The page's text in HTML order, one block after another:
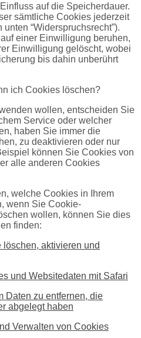
auf die Speicherdauer.
sämtliche Cookies jederzeit
“Widerspruchsrecht”).
einer Einwilligung beruhen,
Einwilligung gelöscht, wobei
bis dahin unberührt
ich Cookies löschen?
wollen, entscheiden Sie
Service oder welcher
haben Sie immer die
zu deaktivieren oder nur
können Sie Cookies von
alle anderen Cookies
welche Cookies in Ihrem
wenn Sie Cookie-
wollen, können Sie dies
finden:
aktivieren und
und Websitedaten mit Safari
Daten zu entfernen, die
abgelegt haben
Verwalten von Cookies